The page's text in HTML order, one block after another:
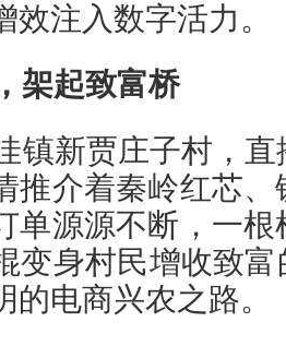
注入数字活力。
架起致富桥
镇新贾庄子村，
推介着秦岭红芯
单源源不断，一
变身村民增收致
的电商兴农之路。